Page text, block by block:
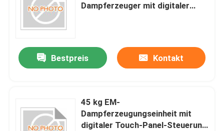
Dampferzeuger mit digitaler
Bestpreis
Kontakt
45 kg EM-
Dampferzeugungseinheit mit
digitaler Touch-Panel-Steuerung